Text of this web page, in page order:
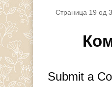
Страница 19 од
Submit a